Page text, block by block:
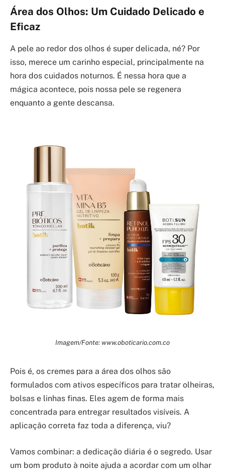
Área dos Olhos: Um Cuidado Delicado e
Eficaz
A pele ao redor dos olhos é super delicada, né? Por
isso, merece um carinho especial, principalmente na
hora dos cuidados noturnos. É nessa hora que a
mágica acontece, pois nossa pele se regenera
enquanto a gente descansa.
Imagem/Fonte: www.oboticario.com.co
Pois é, os cremes para a área dos olhos são
formulados com ativos específicos para tratar olheiras,
bolsas e linhas finas. Eles agem de forma mais
concentrada para entregar resultados visíveis. A
aplicação correta faz toda a diferença, viu?
Vamos combinar: a dedicação diária é o segredo. Usar
um bom produto à noite ajuda a acordar com um olhar